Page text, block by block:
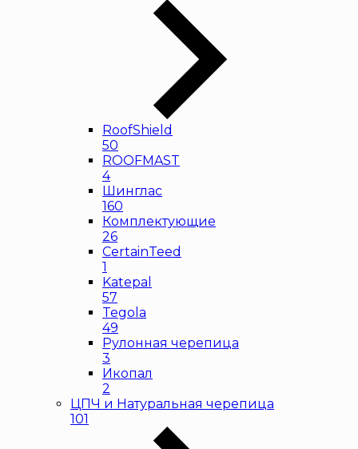
RoofShield
50
ROOFMAST
4
Шинглас
160
Комплектующие
26
CertainTeed
1
Katepal
57
Tegola
49
Рулонная черепица
3
Икопал
2
ЦПЧ и Натуральная черепица
101